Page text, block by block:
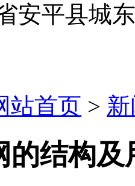
安平县城
站首页 >
的结构及